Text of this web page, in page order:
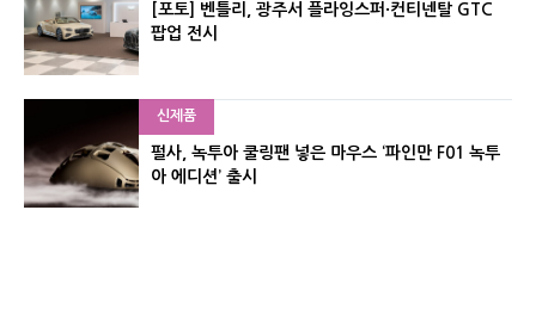
[포토] 벤틀리, 광주서 플라잉스퍼·컨티넨탈 GTC
팝업 전시
신제품
펄사, 녹투아 쿨링팬 넣은 마우스 ‘파인만 F01 녹투
아 에디션’ 출시